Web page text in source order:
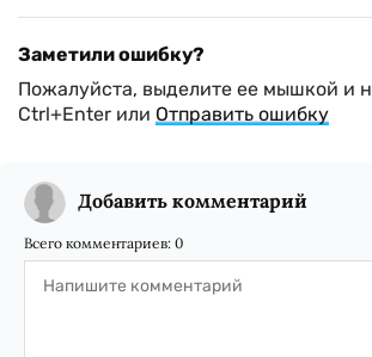
Заметили ошибку?
Пожалуйста, выделите ее мышкой и
Ctrl+Enter или Отправить ошибку
Добавить комментарий
Всего комментариев: 0